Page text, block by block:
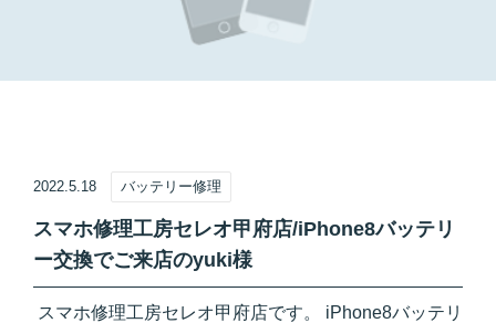
2022.5.18 バッテリー修理
スマホ修理工房セレオ甲府店/iPhone8バッテリ
ー交換でご来店のyuki様
スマホ修理工房セレオ甲府店です。 iPhone8バッテリ